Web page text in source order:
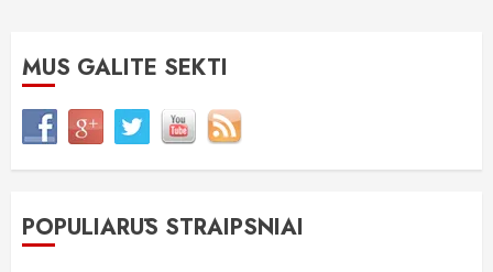
MUS GALITE SEKTI
POPULIARŪS STRAIPSNIAI